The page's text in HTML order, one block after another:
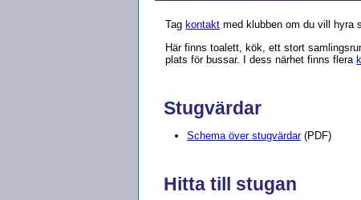
Tag kontakt med klubben om du vill hyra
Här finns toalett, kök, ett stort
plats för bussar. I dess närhet finns flera
Stugvärdar
Schema över stugvärdar(PDF)
Hitta till stugan